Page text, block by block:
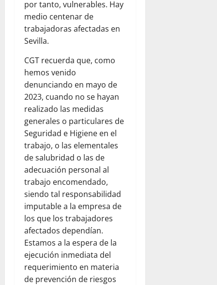
por tanto, vulnerables. Hay
medio centenar de
trabajadoras afectadas en
Sevilla.
CGT recuerda que, como
hemos venido
denunciando en mayo de
2023, cuando no se hayan
realizado las medidas
generales o particulares de
Seguridad e Higiene en el
trabajo, o las elementales
de salubridad o las de
adecuación personal al
trabajo encomendado,
siendo tal responsabilidad
imputable a la empresa de
los que los trabajadores
afectados dependían.
Estamos a la espera de la
ejecución inmediata del
requerimiento en materia
de prevención de riesgos